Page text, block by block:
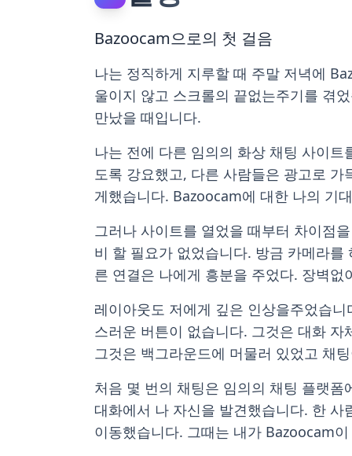
Bazoocam으로의 첫 걸음
나는 정직하게 지루할 때 주말 저녁에
울이지 않고 스크롤의 끝없는주기를 겪
만났을 때입니다.
나는 전에 다른 임의의 화상 채팅 사이
도록 강요했고, 다른 사람들은 광고로
게했습니다. Bazoocam에 대한 나의 기
그러나 사이트를 열었을 때부터 차이점
비 할 필요가 없었습니다. 방금 카메라
른 연결은 나에게 흥분을 주었다. 장벽
레이아웃도 저에게 깊은 인상을주었습
스러운 버튼이 없습니다. 그것은 대화
그것은 백그라운드에 머물러 있었고 채
처음 몇 번의 채팅은 임의의 채팅 플랫
대화에서 나 자신을 발견했습니다. 한
이동했습니다. 그때는 내가 Bazoocam